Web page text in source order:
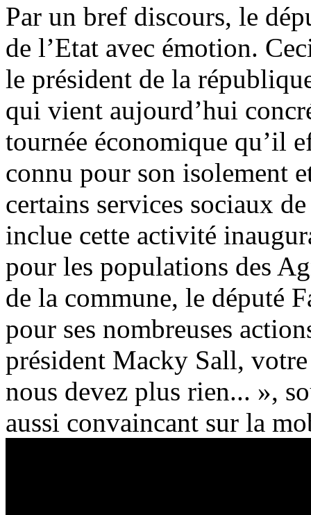
Par un bref discours, le
de l’Etat avec émotion.
le président de la
qui vient aujourd’hui
tournée économique qu’il
connu pour son isolement
certains services sociaux
inclue cette activité
pour les populations des
de la commune, le député
pour ses nombreuses
président Macky Sall,
nous devez plus rien... »,
aussi convaincant sur la